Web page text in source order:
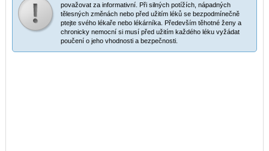
považovat za informativní. Při silných potížích, nápadných
tělesných změnách nebo před užitím léků se bezpodmínečně
ptejte svého lékaře nebo lékárníka. Především těhotné ženy a
chronicky nemocní si musí před užitím každého léku vyžádat
poučení o jeho vhodnosti a bezpečnosti.